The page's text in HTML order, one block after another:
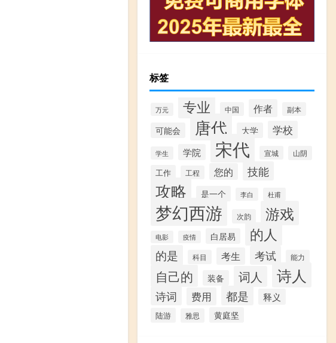
标签
万元 专业 中国 作者 副本
可能会 唐代 大学 学校
学生 学院 宋代 宣城 山阴
工作 工程 您的 技能
攻略 是一个 李白 杜甫
梦幻西游 次韵 游戏
电影 疫情 白居易 的人
的是 科目 考生 考试 能力
自己的 装备 词人 诗人
诗词 费用 都是 释义
陆游 雅思 黄庭坚